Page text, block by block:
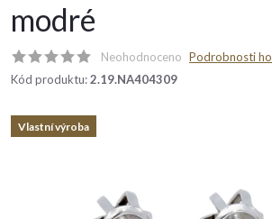
modré
Neohodnoceno Podrobnosti
Kód produktu:2.19.NA404309
Vlastní výroba